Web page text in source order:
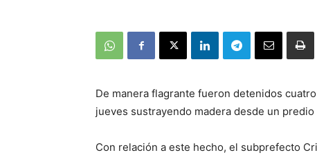
De manera flagrante fueron detenidos
jueves sustrayendo madera desde un
Con relación a este hecho, el subprefecto